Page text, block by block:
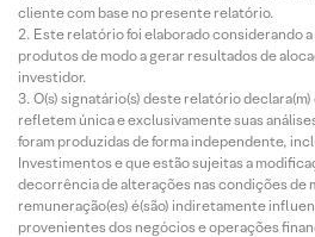
cliente com base no presente relatório.
Este relatório foi elaborado considerando
produtos de modo a gerar resultados de
investidor.
O(s) signatário(s) deste relatório
refletem única e exclusivamente suas
foram produzidas de forma independente,
Investimentos e que estão sujeitas a
decorrência de alterações nas condições de
remuneração(es) é(são) indiretamente
provenientes dos negócios e operações